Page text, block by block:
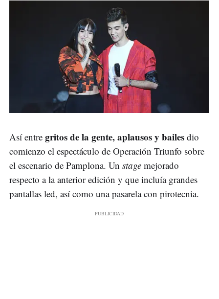
Así entre gritos de la gente, aplausos y bailes dio
comienzo el espectáculo de Operación Triunfo sobre
el escenario de Pamplona. Un stage mejorado
respecto a la anterior edición y que incluía grandes
pantallas led, así como una pasarela con pirotecnia.